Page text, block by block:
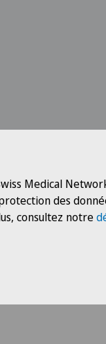
Medical
des
consultez notre